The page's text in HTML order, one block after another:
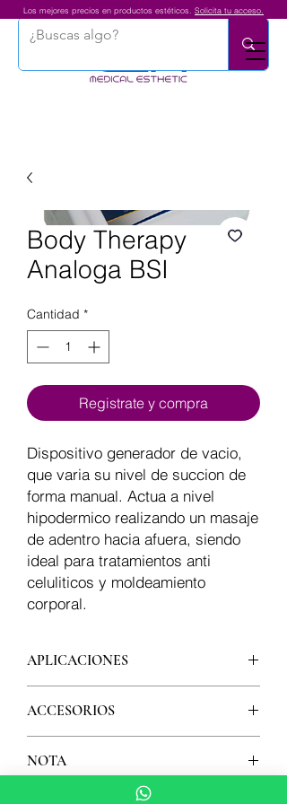
Los mejores precios en productos estéticos. Solicita tu acceso.
Body Therapy
Analoga BSI
Cantidad *
Registrate y compra
Dispositivo generador de vacio,
que varia su nivel de succion de
forma manual. Actua a nivel
hipodermico realizando un masaje
de adentro hacia afuera, siendo
ideal para tratamientos anti
celuliticos y moldeamiento
corporal.
APLICACIONES
- Drenador linfatico
- Preparacion de piel
- Post-operatorio
- Moldeamiento
ACCESORIOS
- Copa de rodillo
NOTA
Por favor, ten en cuenta que nuestros